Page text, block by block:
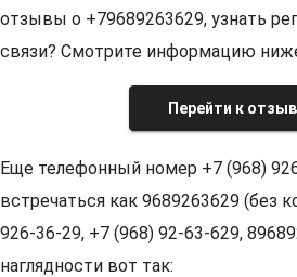
отзывы о +79689263629, узнать
связи? Смотрите информацию
Перейти к
Еще телефонный номер +7 (968)
встречаться как 9689263629 (без
926-36-29, +7 (968) 92-63-629,
наглядности вот так: